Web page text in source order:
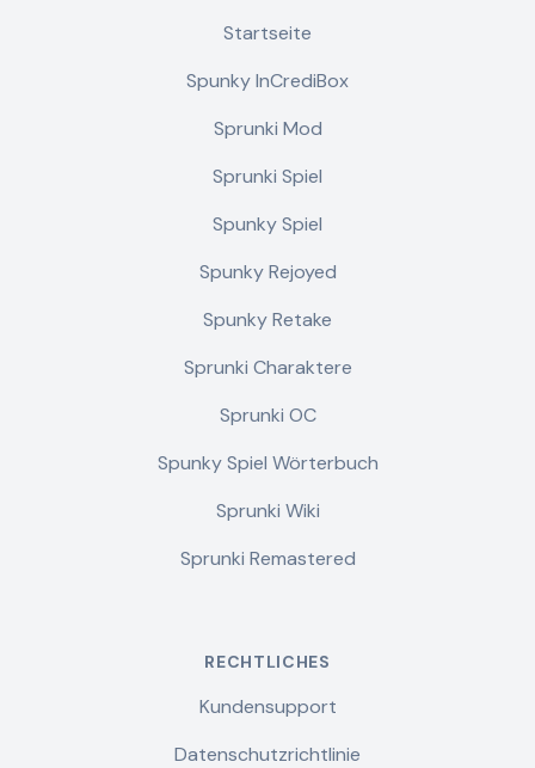
Startseite
Spunky InCrediBox
Sprunki Mod
Sprunki Spiel
Spunky Spiel
Spunky Rejoyed
Spunky Retake
Sprunki Charaktere
Sprunki OC
Spunky Spiel Wörterbuch
Sprunki Wiki
Sprunki Remastered
RECHTLICHES
Kundensupport
Datenschutzrichtlinie